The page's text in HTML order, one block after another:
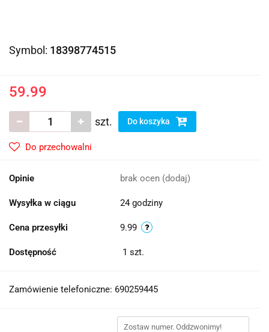
Symbol: 18398774515
59.99
szt. Do koszyka
Do przechowalni
Opinie brak ocen (dodaj)
Wysyłka w ciągu 24 godziny
Cena przesyłki 9.99
Dostępność 1 szt.
Zamówienie telefoniczne: 690259445